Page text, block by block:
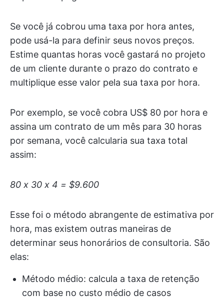
Se você já cobrou uma taxa por hora antes,
pode usá-la para definir seus novos preços.
Estime quantas horas você gastará no projeto
de um cliente durante o prazo do contrato e
multiplique esse valor pela sua taxa por hora.
Por exemplo, se você cobra US$ 80 por hora e
assina um contrato de um mês para 30 horas
por semana, você calcularia sua taxa total
assim:
80 x 30 x 4 = $9.600
Esse foi o método abrangente de estimativa por
hora, mas existem outras maneiras de
determinar seus honorários de consultoria. São
elas:
Método médio: calcula a taxa de retenção
com base no custo médio de casos